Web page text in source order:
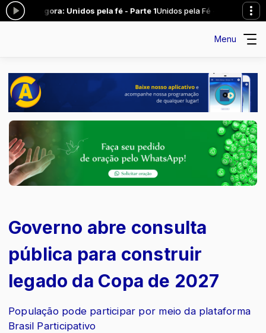
agora: Unidos pela fé - Parte 1Unidos pela Fé - FdS das 11:00 às
Menu
Governo abre consulta
pública para construir
legado da Copa de 2027
População pode participar por meio da plataforma
Brasil Participativo